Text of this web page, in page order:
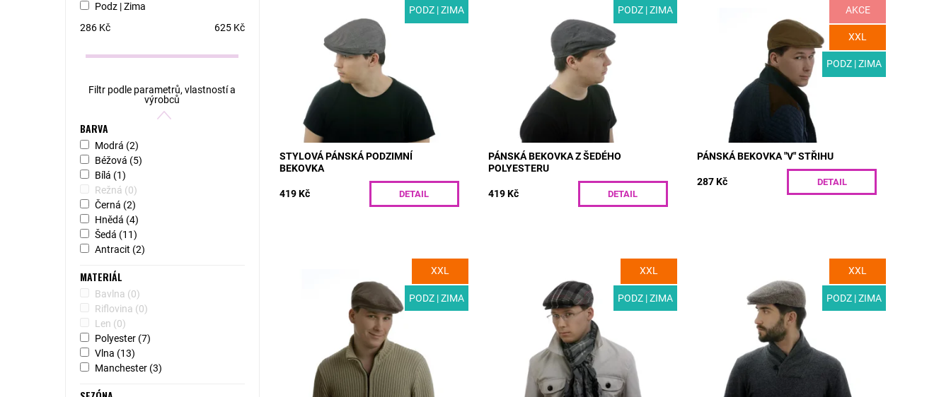
PODZ | ZIMA
MODEL: B3H | Stylová pánská kšiltovka
na podzim a zimu, která vás ochrání před
ostrým sluncem i přeháňkami.
Béžovošedá polyesterová látka je...
Skladem
B3H/55
STYLOVÁ PÁNSKÁ PODZIMNÍ
BEKOVKA
419 Kč DETAIL
PODZ | ZIMA
MODEL: B3 | Moderní pánská bekovka ze
šedého polyesterového materiálu
vhodná pro podzim a zimu. Uvnitř je
všitá druhá látka, která funguje jako...
Skladem
B3/55
PÁNSKÁ BEKOVKA Z ŠEDÉHO
POLYESTERU
419 Kč DETAIL
AKCE
XXL
PODZ | ZIMA
moderním „véčkovým“ střihem pro
podzim a zimu. Čepice je ušita z
manšestrové látky s jemným řádkováním
a polyesterové...
Skladem
M02/55
PÁNSKÁ BEKOVKA "V" STŘIHU
287 Kč DETAIL
XXL
PODZ | ZIMA
manšestrová bekovka v hnědém
odstínu. Díky polyesterové podšívce
dobře drží teplo a hodí se tak do
Skladem
M04-0/55
XXL
PODZ | ZIMA
MODEL: T03 | Pánská bekovka z vlněné
látky s jedinečným károvaným vzorem.
Stylový doplněk vašeho zimního šatníku.
Kvalitní izolaci zajišťuje...
Skladem
T03/55
XXL
PODZ | ZIMA
MODEL: T14 | Elegantní pánská bekovka
s podšívkou vhodná pro podzim a zimu.
Luxusní vlněná látka se vzorem rybí kost
a jedinečnou kombinací...
Skladem
T14/55
Podz | Zima
286Kč 625Kč
Filtr podle parametrů, vlastností a
výrobců
BARVA
Modrá (2)
Béžová (5)
Bílá (1)
Režná (0)
Černá (2)
Hnědá (4)
Šedá (11)
Antracit (2)
MATERIÁL
Bavlna (0)
Riflovina (0)
Len (0)
Polyester (7)
Vlna (13)
Manchester (3)